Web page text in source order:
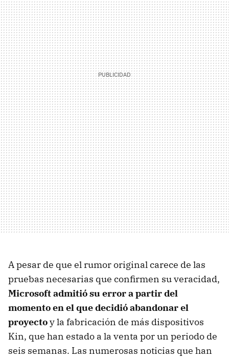
A pesar de que el rumor original carece de las
pruebas necesarias que confirmen su veracidad,
Microsoft admitió su error a partir del
momento en el que decidió abandonar el
proyectoy la fabricación de más dispositivos
Kin, que han estado a la venta por un periodo de
seis semanas. Las numerosas noticias que han